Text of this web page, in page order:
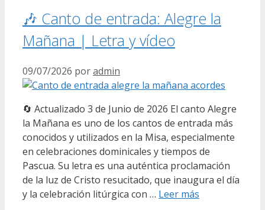
🎶 Canto de entrada: Alegre la
Mañana | Letra y vídeo
09/07/2026 poradmin
🔄 Actualizado 3 de Junio de 2026 El canto Alegre
la Mañana es uno de los cantos de entrada más
conocidos y utilizados en la Misa, especialmente
en celebraciones dominicales y tiempos de
Pascua. Su letra es una auténtica proclamación
de la luz de Cristo resucitado, que inaugura el día
y la celebración litúrgica con … Leer más